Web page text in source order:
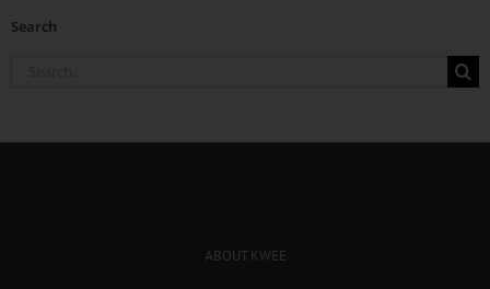
Search
ABOUT KWEE